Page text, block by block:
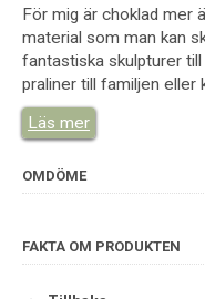
För mig är choklad mer
material som man kan
fantastiska skulpturer
praliner till familjen eller
kungliga banketter.
Vill du ta steget att göra
egen unika choklad på
bara laga de läckraste
Mabrouk med sig av
kakaobönor, rostar,
Läs mer
OMDÖME
FAKTA OM PRODUKTEN